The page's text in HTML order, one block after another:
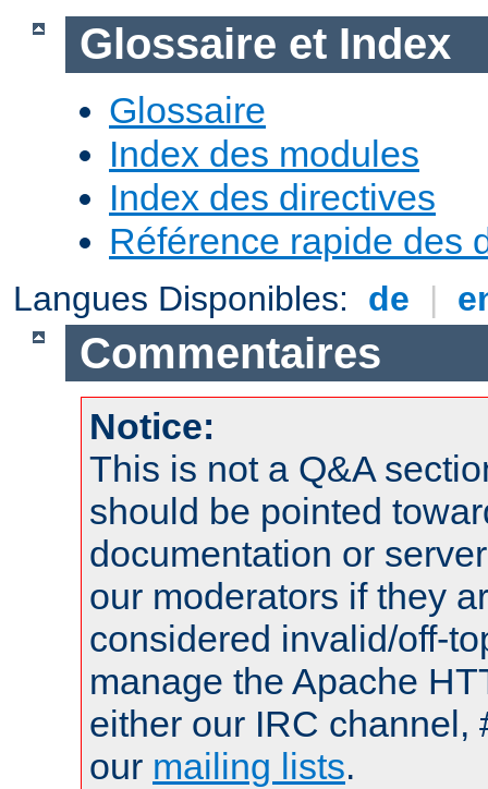
Glossaire et Index
Glossaire
Index des modules
Index des directives
Référence rapide des
Langues Disponibles: de |
Commentaires
Notice:
This is not a Q&A
should be pointed
documentation or
our moderators if they
considered invalid/off-
manage the Apache
either our IRC channel,
our mailing lists.